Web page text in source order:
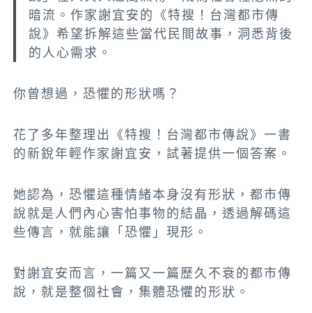
暗流。作家謝宜安的《特搜！台灣都市傳
說》希望拆解這些當代民間故事，洞悉背後
的人心需求。
你曾想過，恐懼的形狀嗎？
花了多年整理出《特搜！台灣都市傳說》一書
的新銳年輕作家謝宜安，試著提供一個答案。
她認為，恐懼這種情緒本身沒有形狀，都市傳
說就是人們內心害怕事物的結晶，透過解碼這
些傳言，就能讓「恐懼」現形。
對謝宜安而言，一篇又一篇歷久不衰的都市傳
說，就是整個社會，集體恐懼的形狀。